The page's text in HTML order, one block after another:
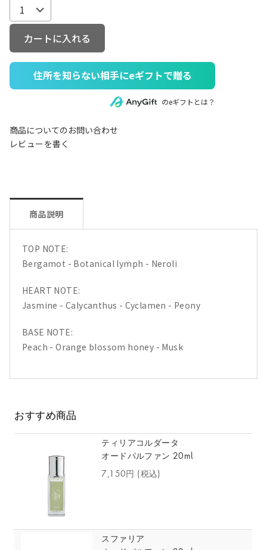
カートに入れる
住所を知らない相手にeギフトで贈る
のeギフトとは？
商品についてのお問い合わせ
レビューを書く
商品説明
TOP NOTE:
Bergamot - Botanical lymph - Neroli
HEART NOTE:
Jasmine - Calycanthus - Cyclamen - Peony
BASE NOTE:
Peach - Orange blossom honey - Musk
おすすめ商品
ティリアコルダータ
オードパルファン 20ml
7,150円 (税込)
スファリア